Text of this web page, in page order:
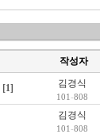
작성자
[1] 김경식
101-808
김경식
101-808